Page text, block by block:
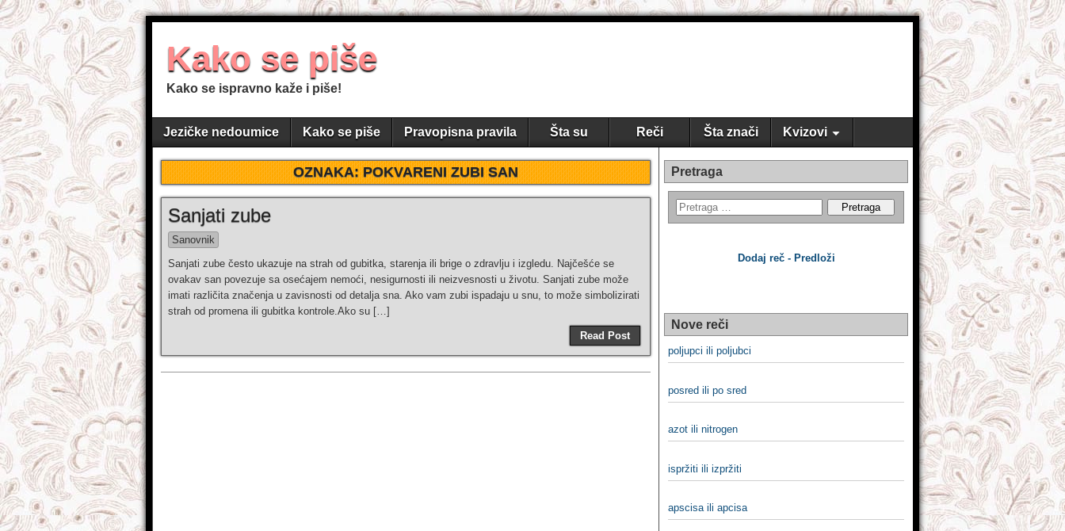
Kako se piše
Kako se ispravno kaže i piše!
Jezičke nedoumice Kako se piše Pravopisna pravila Šta su Reči Šta znači Kvizovi
OZNAKA:POKVARENI ZUBI SAN
Sanjati zube
Sanovnik
Sanjati zube često ukazuje na strah od gubitka, starenja ili brige o zdravlju i izgledu. Najčešće se
ovakav san povezuje sa osećajem nemoći, nesigurnosti ili neizvesnosti u životu. Sanjati zube može
imati različita značenja u zavisnosti od detalja sna. Ako vam zubi ispadaju u snu, to može simbolizirati
strah od promena ili gubitka kontrole.Ako su […]
Read Post
Pretraga
Dodaj reč - Predloži
Nove reči
poljupci ili poljubci
posred ili po sred
azot ili nitrogen
ispržiti ili izpržiti
apscisa ili apcisa